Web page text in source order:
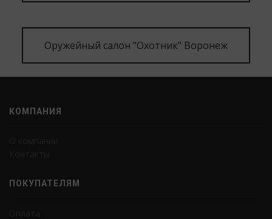
Оружейный салон "Охотник" Воронеж
КОМПАНИЯ
ПОКУПАТЕЛЯМ